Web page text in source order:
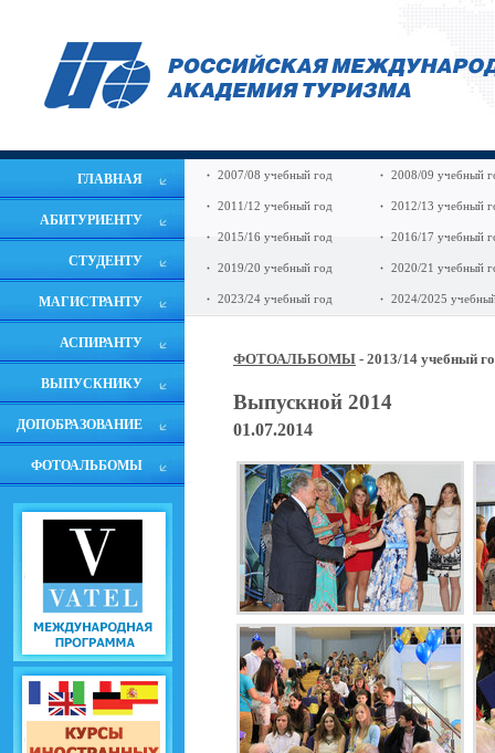
ГЛАВНАЯ
АБИТУРИЕНТУ
СТУДЕНТУ
МАГИСТРАНТУ
АСПИРАНТУ
ВЫПУСКНИКУ
ДОПОБРАЗОВАНИЕ
ФОТОАЛЬБОМЫ
2007/08 учебный год 2008/09 учебный
2011/12 учебный год 2012/13 учебный
2015/16 учебный год 2016/17 учебный
2019/20 учебный год 2020/21 учебный
2023/24 учебный год 2024/2025
ФОТОАЛЬБОМЫ - 2013/14 учебный
Выпускной 2014
01.07.2014